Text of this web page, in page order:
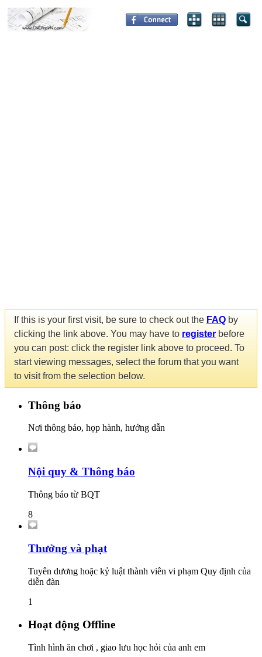
If this is your first visit, be sure to check out the FAQ by
clicking the link above. You may have to register before
you can post: click the register link above to proceed. To
start viewing messages, select the forum that you want
to visit from the selection below.
Thông báo
Nơi thông báo, họp hành, hướng dẫn
Nội quy & Thông báo
Thông báo từ BQT
8
Thưởng và phạt
Tuyên dương hoặc kỷ luật thành viên vi phạm Quy định của
diễn đàn
1
Hoạt động Offline
Tình hình ăn chơi , giao lưu học hỏi của anh em